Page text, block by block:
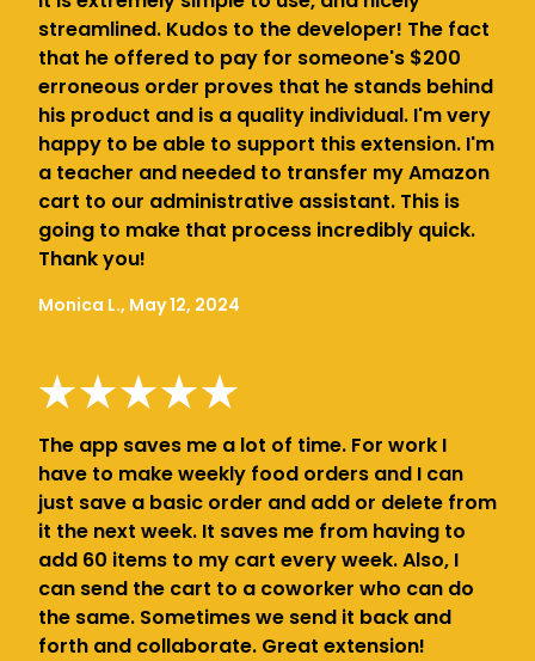
streamlined. Kudos to the developer! The fact
that he offered to pay for someone's $200
erroneous order proves that he stands behind
his product and is a quality individual. I'm very
happy to be able to support this extension. I'm
a teacher and needed to transfer my Amazon
cart to our administrative assistant. This is
going to make that process incredibly quick.
Thank you!
Monica L., May 12, 2024
The app saves me a lot of time. For work I
have to make weekly food orders and I can
just save a basic order and add or delete from
it the next week. It saves me from having to
add 60 items to my cart every week. Also, I
can send the cart to a coworker who can do
the same. Sometimes we send it back and
forth and collaborate. Great extension!